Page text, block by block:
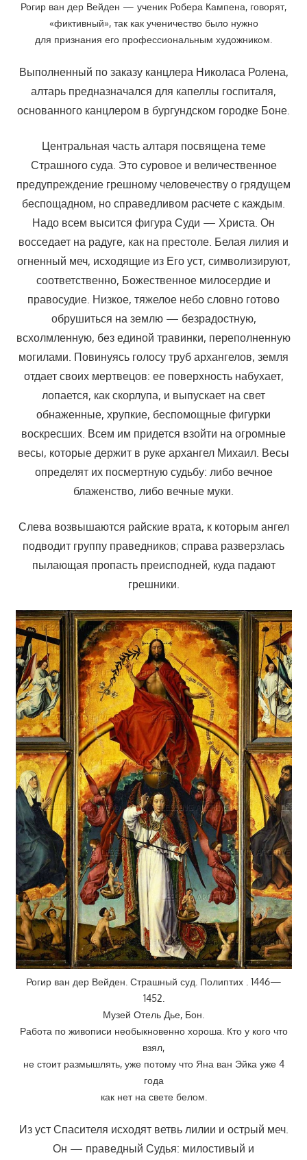
Рогир ван дер Вейден — ученик Робера Кампена, говорят,
«фиктивный», так как ученичество было нужно
для признания его профессиональным художником.
Выполненный по заказу канцлера Николаса Ролена,
алтарь предназначался для капеллы госпиталя,
основанного канцлером в бургундском городке Боне.
Центральная часть алтаря посвящена теме
Страшного суда. Это суровое и величественное
предупреждение грешному человечеству о грядущем
беспощадном, но справедливом расчете с каждым.
Надо всем высится фигура Суди — Христа. Он
восседает на радуге, как на престоле. Белая лилия и
огненный меч, исходящие из Его уст, символизируют,
соответственно, Божественное милосердие и
правосудие. Низкое, тяжелое небо словно готово
обрушиться на землю — безрадостную,
всхолмленную, без единой травинки, переполненную
могилами. Повинуясь голосу труб архангелов, земля
отдает своих мертвецов: ее поверхность набухает,
лопается, как скорлупа, и выпускает на свет
обнаженные, хрупкие, беспомощные фигурки
воскресших. Всем им придется взойти на огромные
весы, которые держит в руке архангел Михаил. Весы
определят их посмертную судьбу: либо вечное
блаженство, либо вечные муки.
Слева возвышаются райские врата, к которым ангел
подводит группу праведников; справа разверзлась
пылающая пропасть преисподней, куда падают
грешники.
Рогир ван дер Вейден. Страшный суд. Полиптих . 1446—
1452.
Музей Отель Дье, Бон.
Работа по живописи необыкновенно хороша. Кто у кого что
взял,
не стоит размышлять, уже потому что Яна ван Эйка уже 4
года
как нет на свете белом.
Из уст Спасителя исходят ветвь лилии и острый меч.
Он — праведный Судья: милостивый и